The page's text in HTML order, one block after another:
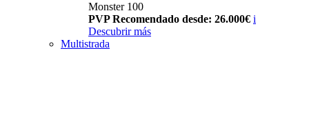
Monster 100
PVP Recomendado desde: 26.000€ i
Descubrir más
Multistrada